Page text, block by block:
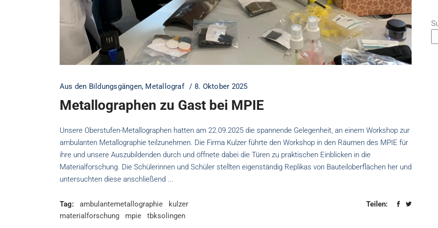
Aus den Bildungsgängen, Metallograf 8. Oktober 2025
Metallographen zu Gast bei MPIE
Unsere Oberstufen-Metallographen hatten am 22.09.2025 die spannende Gelegenheit, an einem Workshop zur
ambulanten Metallographie teilzunehmen. Die Firma Kulzer führte den Workshop in den Räumen des MPIE für
ihre und unsere Auszubildenden durch und öffnete dabei die Türen zu praktischen Einblicken in die
Materialforschung. Die Schülerinnen und Schüler stellten eigenständig Replikas von Bauteiloberflächen her und
untersuchten diese anschließend
Tag: ambulantemetallographie
kulzer
materialforschung
mpie tbksolingen
Teilen: